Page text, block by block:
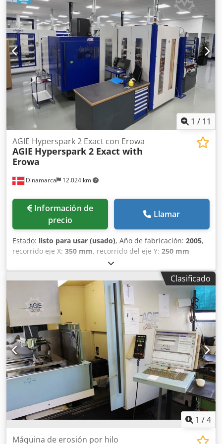
eje Y 3 m/min Rápidos eje U 0,6 m/min Rápidos eje V 0,6
m/min Rápidos eje Z 0,6 m/min Diámetro de hilo 0,2...0,33
mm Consumo total 12,1 kVA Peso de la máquina aprox. 3,9
t Dimensiones aprox. 2,8 x 2,4 x 2,3 m Máquina de erosión
por hilo AGIE - Agiecut Progress 3
1 / 11
Dinamarca 12.024 km
AGIE Hyperspark 2 Exact con Erowa
AGIE Hyperspark 2 Exact with
Erowa
Información de
precio
Llamar
Estado: listo para usar (usado), Año de fabricación: 2005,
recorrido eje X: 350 mm, recorrido del eje Y: 250 mm,
, fabricante de controles:
número de ejes:3, Esta AGIE Hyperspark 2 Exact de 3 ejes
con Erowa se fabricó en 2005. Cuenta con un recorrido en
el eje X de 350 mm, en el eje Y de 250 mm y en el eje Z de
250 mm. La máquina está equipada con el software AGIE
VISION 4 e incluye un EROWA ROBOT MULTI con 60 ITS 148
puestos y 240 ITS 50 puestos de almacén. Si está buscando
obtener capacidades de electroerosión por penetración de
alta calidad, considere la máquina AGIE Hyperspark 2
Exact que tenemos a la venta. Contacte con nosotros para
más detalles. Csdpey S A Dcjfx Amreha • EROWA ROBOT
MULTI con 60 puestos ITS 148 y 240 puestos ITS 50
Magazine
Clasificado
1 /4
Máquina de erosión por hilo